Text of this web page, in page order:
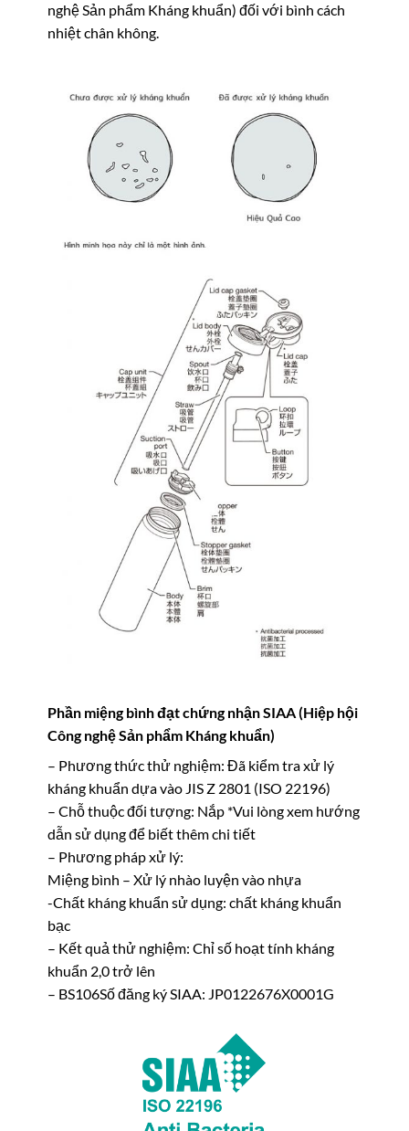
nghệ Sản phẩm Kháng khuẩn) đối với bình cách
nhiệt chân không.
Phần miệng bình đạt chứng nhận SIAA (Hiệp hội
Công nghệ Sản phẩm Kháng khuẩn)
– Phương thức thử nghiệm: Đã kiểm tra xử lý
kháng khuẩn dựa vào JIS Z 2801 (ISO 22196)
– Chỗ thuộc đối tượng: Nắp *Vui lòng xem hướng
dẫn sử dụng để biết thêm chi tiết
– Phương pháp xử lý:
Miệng bình – Xử lý nhào luyện vào nhựa
-Chất kháng khuẩn sử dụng: chất kháng khuẩn
bạc
– Kết quả thử nghiệm: Chỉ số hoạt tính kháng
khuẩn 2,0 trở lên
– BS106Số đăng ký SIAA: JP0122676X0001G